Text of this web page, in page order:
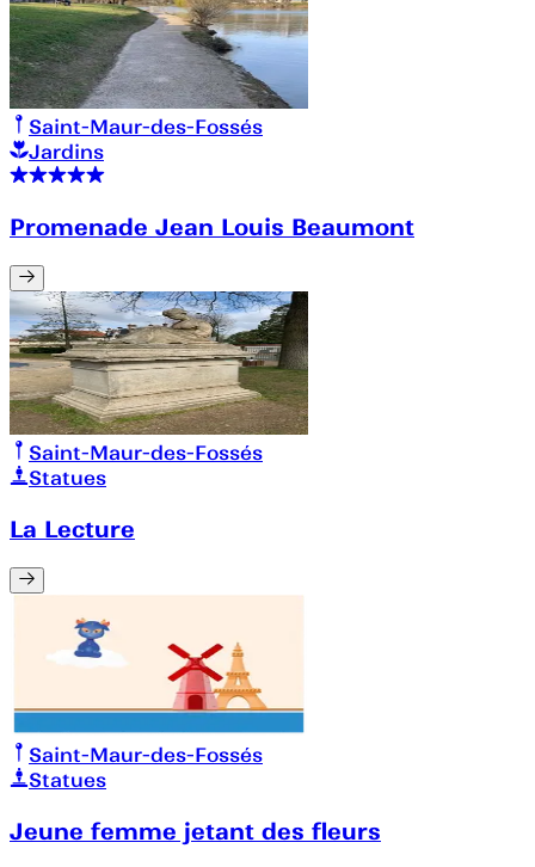
Saint-Maur-des-Fossés
Jardins
Promenade Jean Louis Beaumont
Saint-Maur-des-Fossés
Statues
La Lecture
Saint-Maur-des-Fossés
Statues
Jeune femme jetant des fleurs